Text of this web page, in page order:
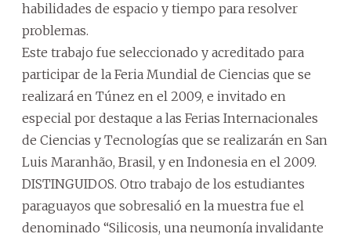
habilidades de espacio y tiempo para resolver
problemas.
Este trabajo fue seleccionado y acreditado para
participar de la Feria Mundial de Ciencias que se
realizará en Túnez en el 2009, e invitado en
especial por destaque a las Ferias Internacionales
de Ciencias y Tecnologías que se realizarán en San
Luis Maranhão, Brasil, y en Indonesia en el 2009.
DISTINGUIDOS. Otro trabajo de los estudiantes
paraguayos que sobresalió en la muestra fue el
denominado “Silicosis, una neumonía invalidante